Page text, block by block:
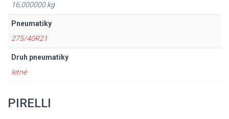
16,000000 kg
Pneumatiky
275/40R21
Druh pneumatiky
letné
PIRELLI